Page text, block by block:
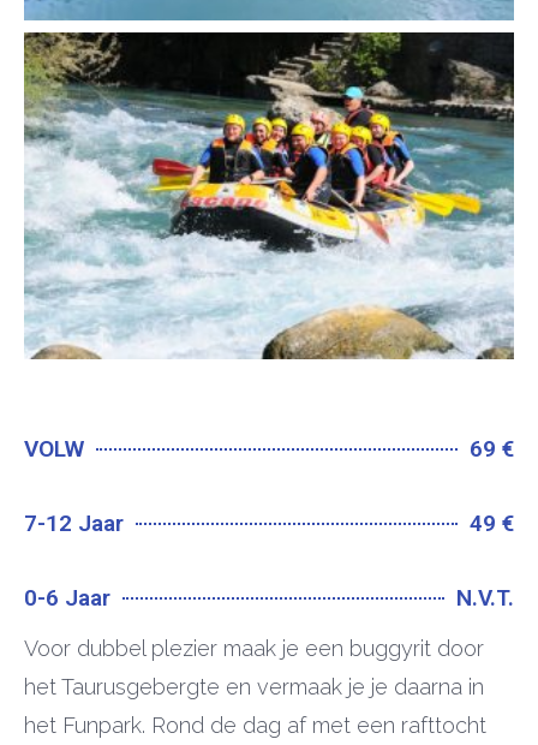
VOLW 69 €
7-12 Jaar 49 €
0-6 Jaar N.V.T.
Voor dubbel plezier maak je een buggyrit door
het Taurusgebergte en vermaak je je daarna in
het Funpark. Rond de dag af met een rafttocht